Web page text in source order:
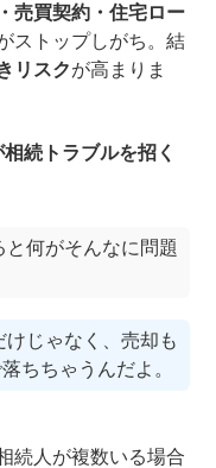
売買契約・住宅ロー
ストップしがち。結
リスクが高まりま
続トラブルを招く
と何がそんなに問題
じゃなく、売却も
ちちゃうんだよ。
続人が複数いる場合